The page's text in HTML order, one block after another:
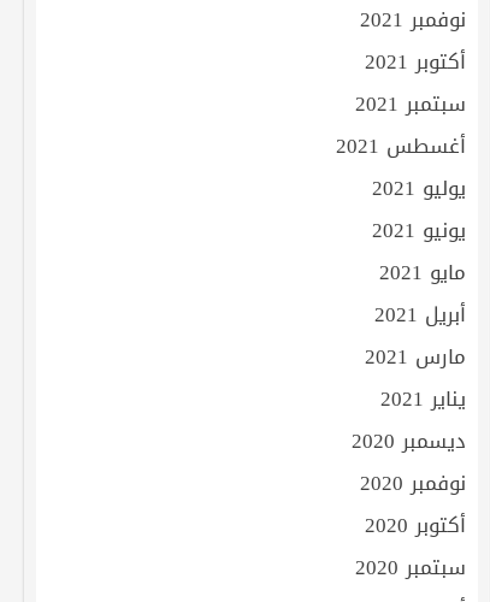
نوفمبر 2021
أكتوبر 2021
سبتمبر 2021
أغسطس 2021
يوليو 2021
يونيو 2021
مايو 2021
أبريل 2021
مارس 2021
يناير 2021
ديسمبر 2020
نوفمبر 2020
أكتوبر 2020
سبتمبر 2020